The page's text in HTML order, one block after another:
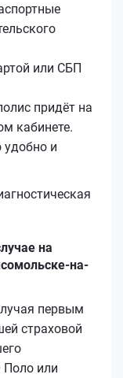
или СБП
придёт на
кабинете.
удобно и
на
на-
первым
страховой
Поло или